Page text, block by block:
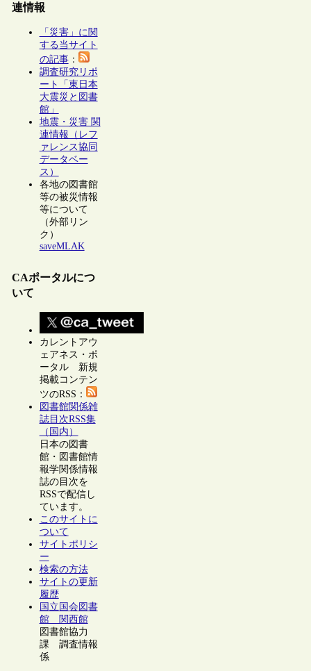
連情報
「災害」に関
する当サイト
の記事：
調査研究リポ
ート「東日本
大震災と図書
館」
地震・災害 関
連情報（レフ
ァレンス協同
データベー
ス）
各地の図書館
等の被災情報
等について
（外部リン
ク）
saveMLAK
CAポータルにつ
いて
カレントアウ
ェアネス・ポ
ータル 新規
掲載コンテン
ツのRSS：
図書館関係雑
誌目次RSS集
（国内）
日本の図書
館・図書館情
報学関係情報
誌の目次を
RSSで配信し
ています。
このサイトに
ついて
サイトポリシ
ー
検索の方法
サイトの更新
履歴
国立国会図書
館 関西館
図書館協力
課 調査情報
係